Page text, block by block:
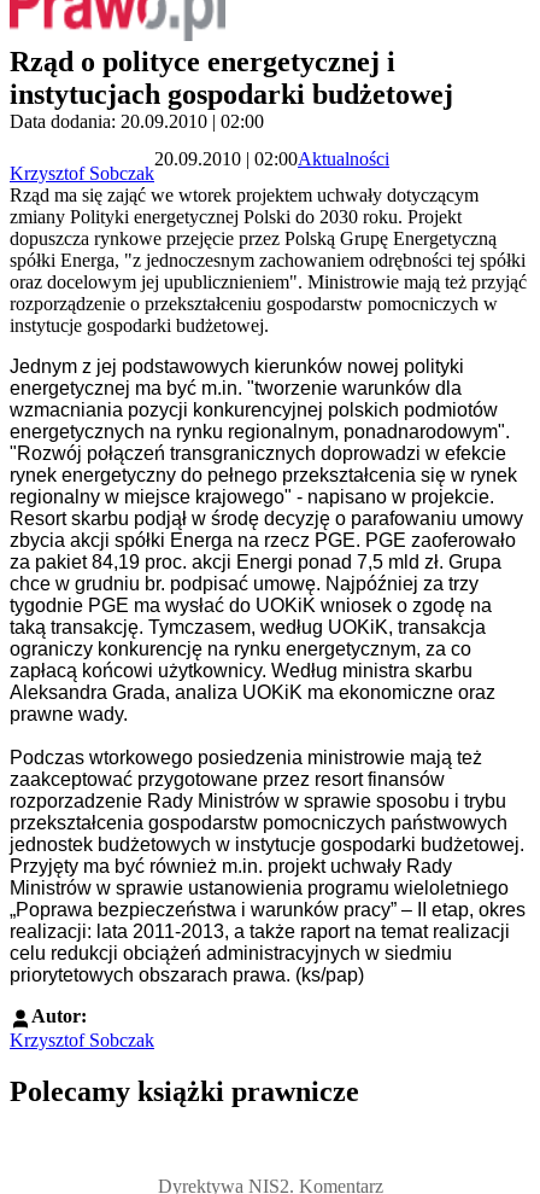
Rząd o polityce energetycznej i
instytucjach gospodarki budżetowej
Data dodania: 20.09.2010 | 02:00
Krzysztof Sobczak
20.09.2010 | 02:00Aktualności
Rząd ma się zająć we wtorek projektem uchwały dotyczącym
zmiany Polityki energetycznej Polski do 2030 roku. Projekt
dopuszcza rynkowe przejęcie przez Polską Grupę Energetyczną
spółki Energa, "z jednoczesnym zachowaniem odrębności tej spółki
oraz docelowym jej upublicznieniem". Ministrowie mają też przyjąć
rozporządzenie o przekształceniu gospodarstw pomocniczych w
instytucje gospodarki budżetowej.
Jednym z jej podstawowych kierunków nowej polityki
energetycznej ma być m.in. "tworzenie warunków dla
wzmacniania pozycji konkurencyjnej polskich podmiotów
energetycznych na rynku regionalnym, ponadnarodowym".
"Rozwój połączeń transgranicznych doprowadzi w efekcie
rynek energetyczny do pełnego przekształcenia się w rynek
regionalny w miejsce krajowego" - napisano w projekcie.
Resort skarbu podjął w środę decyzję o parafowaniu umowy
zbycia akcji spółki Energa na rzecz PGE. PGE zaoferowało
za pakiet 84,19 proc. akcji Energi ponad 7,5 mld zł. Grupa
chce w grudniu br. podpisać umowę. Najpóźniej za trzy
tygodnie PGE ma wysłać do UOKiK wniosek o zgodę na
taką transakcję. Tymczasem, według UOKiK, transakcja
ograniczy konkurencję na rynku energetycznym, za co
zapłacą końcowi użytkownicy. Według ministra skarbu
Aleksandra Grada, analiza UOKiK ma ekonomiczne oraz
prawne wady.
Podczas wtorkowego posiedzenia ministrowie mają też
zaakceptować przygotowane przez resort finansów
rozporzadzenie Rady Ministrów w sprawie sposobu i trybu
przekształcenia gospodarstw pomocniczych państwowych
jednostek budżetowych w instytucje gospodarki budżetowej.
Przyjęty ma być również m.in. projekt uchwały Rady
Ministrów w sprawie ustanowienia programu wieloletniego
„Poprawa bezpieczeństwa i warunków pracy” – II etap, okres
realizacji: lata 2011-2013, a także raport na temat realizacji
celu redukcji obciążeń administracyjnych w siedmiu
priorytetowych obszarach prawa. (ks/pap)
Autor:
Krzysztof Sobczak
Polecamy książki prawnicze
Dyrektywa NIS2. Komentarz